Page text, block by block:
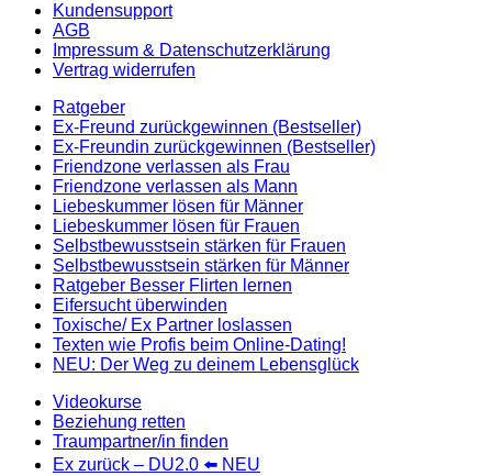
Kundensupport
AGB
Impressum & Datenschutzerklärung
Vertrag widerrufen
Ratgeber
Ex-Freund zurückgewinnen (Bestseller)
Ex-Freundin zurückgewinnen (Bestseller)
Friendzone verlassen als Frau
Friendzone verlassen als Mann
Liebeskummer lösen für Männer
Liebeskummer lösen für Frauen
Selbstbewusstsein stärken für Frauen
Selbstbewusstsein stärken für Männer
Ratgeber Besser Flirten lernen
Eifersucht überwinden
Toxische/ Ex Partner loslassen
Texten wie Profis beim Online-Dating!
NEU: Der Weg zu deinem Lebensglück
Videokurse
Beziehung retten
Traumpartner/in finden
Ex zurück – DU2.0 ⬅️ NEU